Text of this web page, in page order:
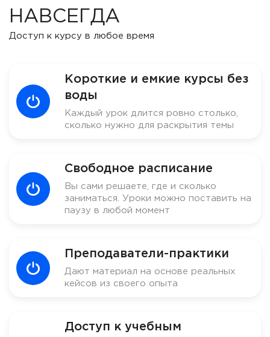
НАВСЕГДА
Доступ к курсу в любое время
Короткие и емкие курсы без
воды
Каждый урок длится ровно столько,
сколько нужно для раскрытия темы
Свободное расписание
Вы сами решаете, где и сколько
заниматься. Уроки можно поставить на
паузу в любой момент
Преподаватели-практики
Дают материал на основе реальных
кейсов из своего опыта
Доступ к учебным